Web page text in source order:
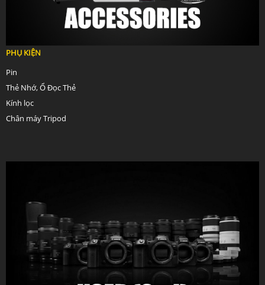
PHỤ KIỆN
Pin
Thẻ Nhớ, Ổ Đọc Thẻ
Kính lọc
Chân máy Tripod